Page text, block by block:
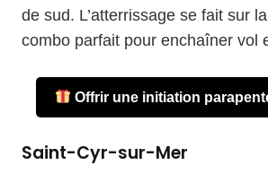
de sud. L’atterrissage se fait sur
combo parfait pour enchaîner vol
Offrir une initiation
Saint-Cyr-sur-Mer